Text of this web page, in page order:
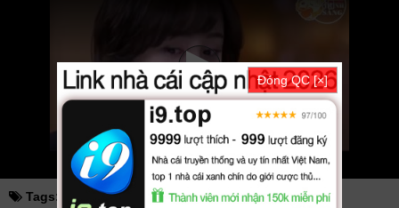
Thể loại phim: Tâm Lý - Tình Cảm cập nhật phụ đề Vietsub nhanh nhất,
xem online nhanh nhất. Tải link fshare drive và download phim Người
Tình Phỉ Thúy vtv HTV SCTV GOTV FullHD mới nhất. Mời các bạn đón
xem bộ phimNgười Tình Phỉ ThúyTập 1 - 2 VietSub
Tags: người tình phỉ thúy jade lover
Đóng QC [×]